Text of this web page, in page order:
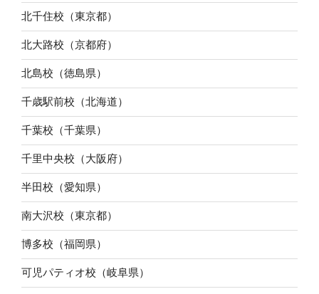
北千住校（東京都）
北大路校（京都府）
北島校（徳島県）
千歳駅前校（北海道）
千葉校（千葉県）
千里中央校（大阪府）
半田校（愛知県）
南大沢校（東京都）
博多校（福岡県）
可児パティオ校（岐阜県）